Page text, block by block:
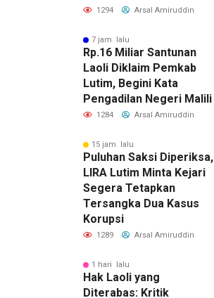
1294 Arsal Amiruddin
7 jam lalu
Rp.16 Miliar Santunan
Laoli Diklaim Pemkab
Lutim, Begini Kata
Pengadilan Negeri Malili
1284 Arsal Amiruddin
15 jam lalu
Puluhan Saksi Diperiksa,
LIRA Lutim Minta Kejari
Segera Tetapkan
Tersangka Dua Kasus
Korupsi
1289 Arsal Amiruddin
1 hari lalu
Hak Laoli yang
Diterabas: Kritik